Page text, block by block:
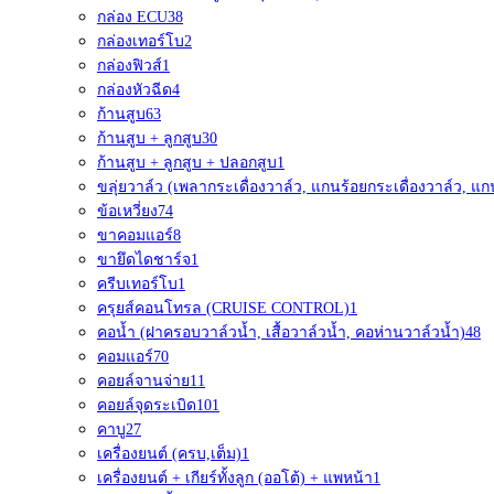
กล่อง ECU38
กล่องเทอร์โบ2
กล่องฟิวส์1
กล่องหัวฉีด4
ก้านสูบ63
ก้านสูบ + ลูกสูบ30
ก้านสูบ + ลูกสูบ + ปลอกสูบ1
ขลุ่ยวาล์ว (เพลากระเดื่องวาล์ว, แกนร้อยกระเดื่องวาล์ว, แก
ข้อเหวี่ยง74
ขาคอมแอร์8
ขายึดไดชาร์จ1
ครีบเทอร์โบ1
ครุยส์คอนโทรล (CRUISE CONTROL)1
คอน้ำ (ฝาครอบวาล์วน้ำ, เสื้อวาล์วน้ำ, คอห่านวาล์วน้ำ)48
คอมแอร์70
คอยล์จานจ่าย11
คอยล์จุดระเบิด101
คาบู27
เครื่องยนต์ (ครบ,เต็ม)1
เครื่องยนต์ + เกียร์ทั้งลูก (ออโต้) + แพหน้า1